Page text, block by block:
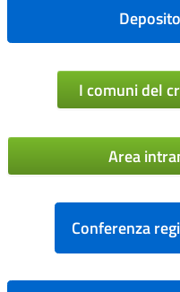
I comuni del
Area
Conferenza